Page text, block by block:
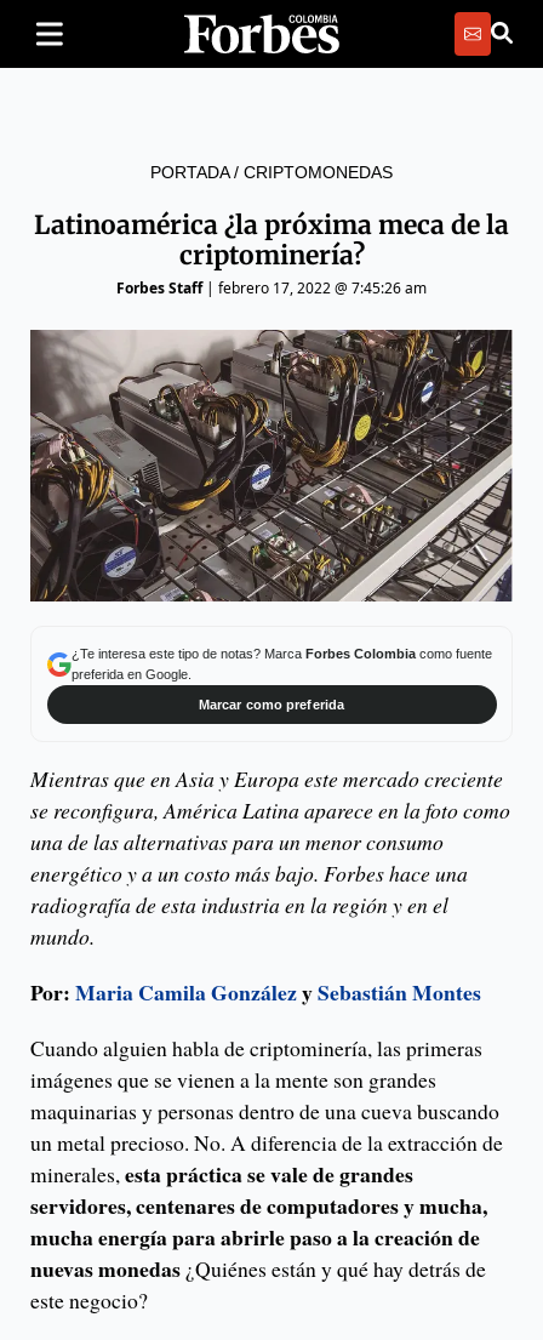
PORTADA/ CRIPTOMONEDAS
Latinoamérica ¿la próxima meca de la
criptominería?
Forbes Staff| febrero 17, 2022 @ 7:45:26 am
¿Te interesa este tipo de notas? Marca Forbes Colombiacomo fuente
preferida en Google.
Marcar como preferida
Mientras que en Asia y Europa este mercado creciente
se reconfigura, América Latina aparece en la foto como
una de las alternativas para un menor consumo
energético y a un costo más bajo. Forbes hace una
radiografía de esta industria en la región y en el
mundo.
Por:Maria Camila GonzálezySebastián Montes
Cuando alguien habla de criptominería, las primeras
imágenes que se vienen a la mente son grandes
maquinarias y personas dentro de una cueva buscando
un metal precioso. No. A diferencia de la extracción de
minerales,esta práctica se vale de grandes
servidores, centenares de computadores y mucha,
mucha energía para abrirle paso a la creación de
nuevas monedas ¿Quiénes están y qué hay detrás de
este negocio?